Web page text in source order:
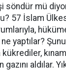
söndür mü
57 İslam
yaptılar?
kükrediler,
gazını aldılar.